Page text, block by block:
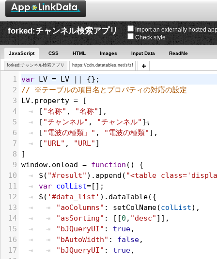
forked:チャンネル検索アプリ
Import an externally hosted
Check style
JavaScript CSS HTML Images Input Data ReadMe
forked:チャンネル検索アプリ https://cdn.datatables.net/s/zf-5.5.2/jqc-1.11.3,dt-1.10.10/
1
2
3
4
5
6
7
8
9
10
11
12
13
14
15
16
17
var LV = LV || {};
// ※テーブルの項目名とプロパティの対応の設定
LV. property = [
[ "名称" , "名称" ],
[ "チャンネル" , "チャンネル" ],
[ "電波の種類」" , "電波の種類" ],
[ "URL" , "URL" ]
]
window. onload = function () {
$ ( "#result" ). append ( "<table
var colList=[];
$ ( '#data_list' ). dataTable({
"aoColumns" : setColName(colList),
"asSorting" : [[0 , "desc" ]],
"bJQueryUI" : true,
"bAutoWidth" : false,
"bJQueryUI" : true,